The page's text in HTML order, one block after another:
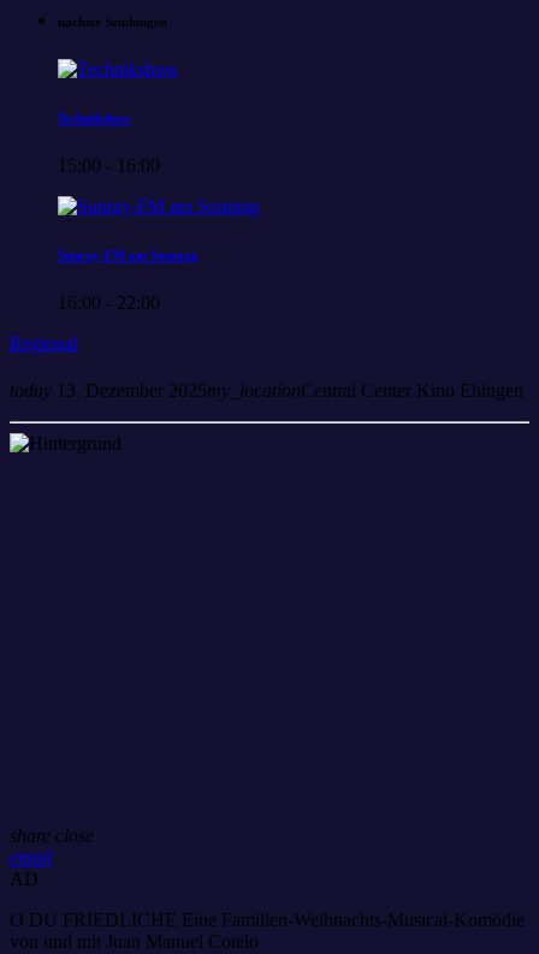
nächste Sendungen
Technikshow
15:00 - 16:00
Sunray-FM am Sonntag
16:00 - 22:00
Regional
today 13. Dezember 2025my_locationCentral Center Kino Ehingen
share close
email
AD
O DU FRIEDLICHE Eine Familien-Weihnachts-Musical-Komödie
von und mit Juan Manuel Cotelo